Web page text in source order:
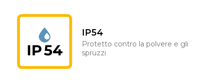
IP54
Protetto contro la polvere e gli
spruzzi